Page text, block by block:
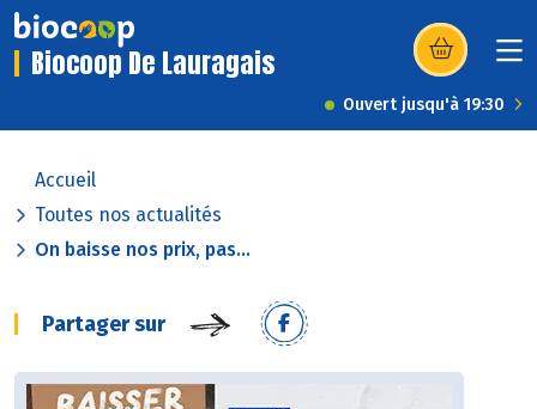
Biocoop De Lauragais (s’ouvre dans
Ouvert jusqu'à 19:30
Accueil
Toutes nos actualités
On baisse nos prix, pas...
Partager sur